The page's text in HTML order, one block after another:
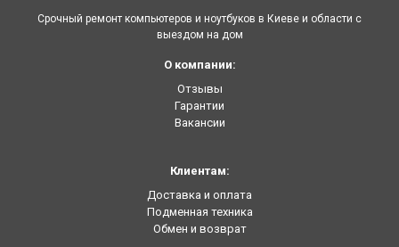
Срочный ремонт компьютеров и ноутбуков в Киеве и области с
выездом на дом
О компании:
Отзывы
Гарантии
Вакансии
Клиентам:
Доставка и оплата
Подменная техника
Обмен и возврат